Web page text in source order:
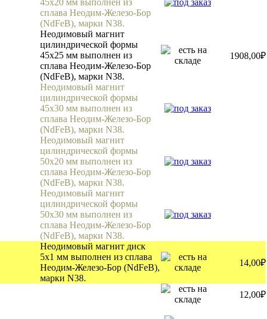
45х20 мм выполнен из
сплава Неодим-Железо-Бор
(NdFeB), марки N38.
Неодимовый магнит
цилиндрической формы
45х25 мм выполнен из
сплава Неодим-Железо-Бор
(NdFeB), марки N38.
1908,00₽
Неодимовый магнит
цилиндрической формы
45х30 мм выполнен из
сплава Неодим-Железо-Бор
(NdFeB), марки N38.
Неодимовый магнит
цилиндрической формы
50х20 мм выполнен из
сплава Неодим-Железо-Бор
(NdFeB), марки N38.
Неодимовый магнит
цилиндрической формы
50х30 мм выполнен из
сплава Неодим-Железо-Бор
(NdFeB), марки N38.
Неодимовый магнит диск
5х1 мм выполнен из сплава
Неодим-Железо-Бор (NdFeB),
марки N38.
14,00₽
12,00₽